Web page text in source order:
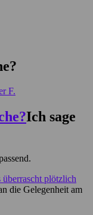
F.
Ich sage
überrascht plötzlich
die Gelegenheit am